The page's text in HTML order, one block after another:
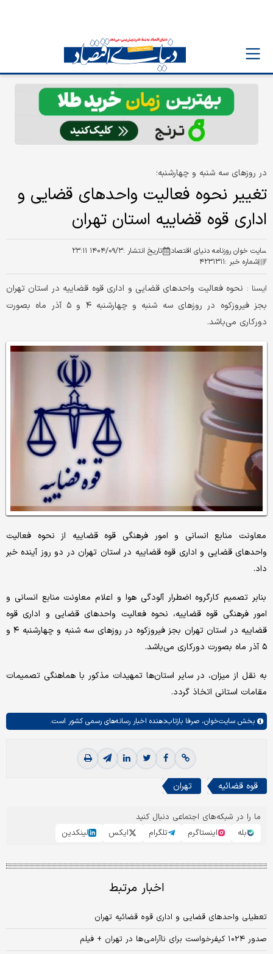
در روزهای سه شنبه و چهارشنبه؛
تغییر نحوه فعالیت واحدهای قضایی و
اداری قوه قضاییه استان تهران
سایت خوان روزنامه دنیای اقتصاد تاریخ انتشار :۱۴۰۴/۰۹/۳ ۲۳:۱۱
شماره خبر :۴۲۳۱۳۱۱
ايسنا : نحوه فعالیت واحدهای قضایی و اداری قوه قضاییه در استان تهران
بجز فیروزکوه در روزهای سه شنبه و چهارشنبه ۴ و ۵ آذر ماه بصورت
دورکاری می‌باشد.
معاونت منابع انسانی و امور فرهنگی قوه قضاییه از نحوه فعالیت
واحدهای قضایی و اداری قوه قضاییه در استان تهران در دو روز آینده خبر
داد.
بنابر تصمیم کارگروه اضطرار آلودگی هوا و اعلام معاونت منابع انسانی و
امور فرهنگی قوه قضاییه، نحوه فعالیت واحدهای قضایی و اداری قوه
قضاییه در استان تهران بجز فیروزکوه در روزهای سه شنبه و چهارشنبه ۴ و
۵ آذر ماه بصورت دورکاری می‌باشد.
به نقل از میزان، در سایر استان‌ها تمهیدات مذکور با هماهنگی تصمیمات
مقامات استانی اتخاذ گردد.
بخش سایت‌خوان، صرفا بازتاب‌دهنده اخبار رسانه‌های رسمی کشور است.
قوه قضائیه تهران
ما را در شبکه‌های اجتماعی دنبال کنید
بله
اینستاگرم تلگرام ایکس لینکدین
اخبار مرتبط
تعطیلی واحدهای قضایی و اداری قوه قضائیه تهران
صدور ۱۰۲۴ کیفرخواست برای ناآرامی‌ها در تهران + فیلم